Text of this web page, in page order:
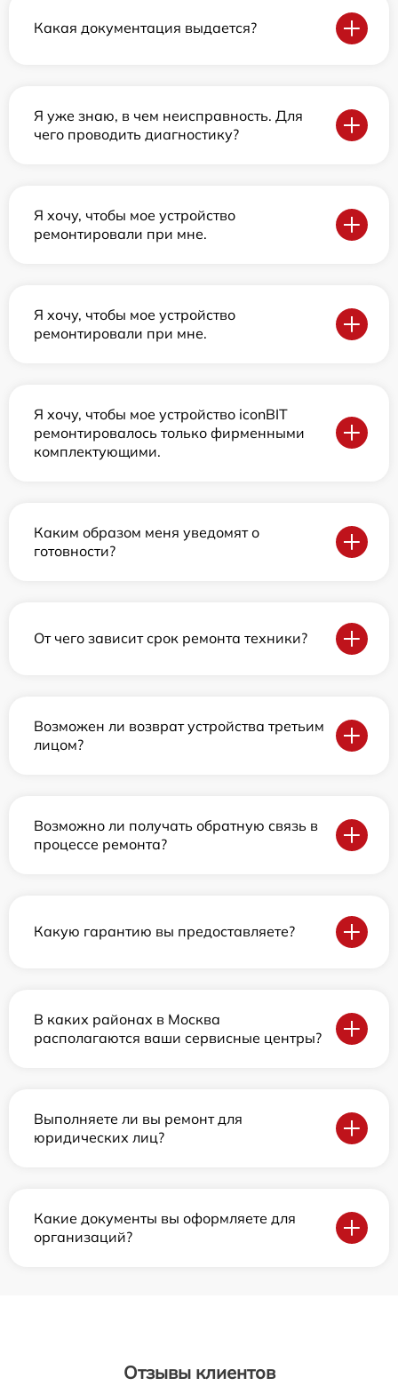
Какая документация выдается?
Я уже знаю, в чем неисправность. Для
чего проводить диагностику?
Я хочу, чтобы мое устройство
ремонтировали при мне.
Я хочу, чтобы мое устройство
ремонтировали при мне.
Я хочу, чтобы мое устройство iconBIT
ремонтировалось только фирменными
комплектующими.
Каким образом меня уведомят о
готовности?
От чего зависит срок ремонта техники?
Возможен ли возврат устройства третьим
лицом?
Возможно ли получать обратную связь в
процессе ремонта?
Какую гарантию вы предоставляете?
В каких районах в Москва
располагаются ваши сервисные центры?
Выполняете ли вы ремонт для
юридических лиц?
Какие документы вы оформляете для
организаций?
Отзывы клиентов